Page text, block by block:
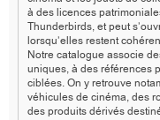
à des licences
Thunderbirds, et peut
lorsqu’elles restent
Notre catalogue associe
uniques, à des références
ciblées. On y retrouve
véhicules de cinéma, des
des produits dérivés